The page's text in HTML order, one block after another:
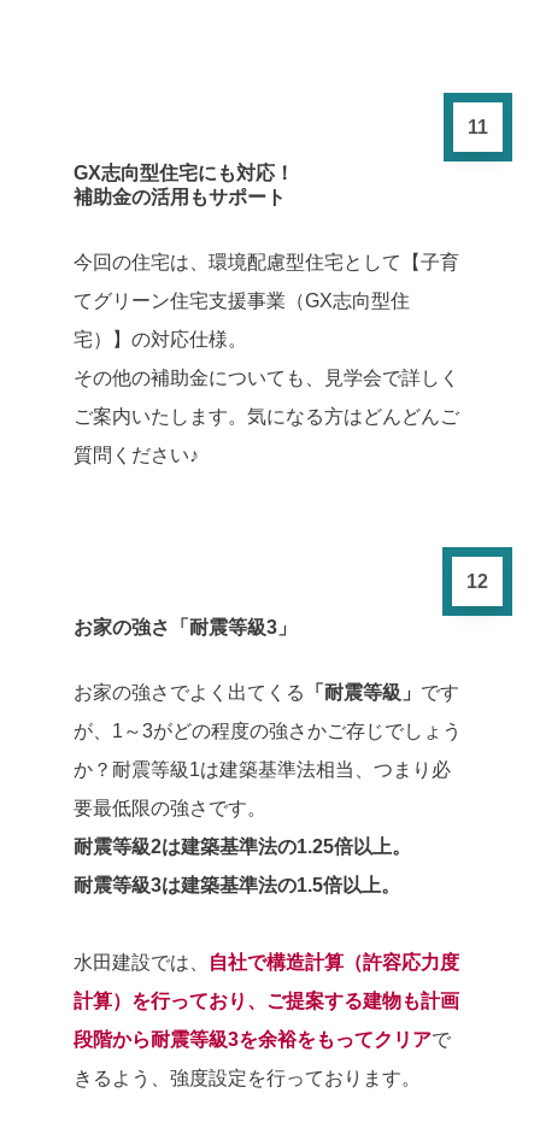
11
GX志向型住宅にも対応！
補助金の活用もサポート
今回の住宅は、環境配慮型住宅として【子育
てグリーン住宅支援事業（GX志向型住
宅）】の対応仕様。
その他の補助金についても、見学会で詳しく
ご案内いたします。気になる方はどんどんご
質問ください♪
12
お家の強さ「耐震等級3」
お家の強さでよく出てくる 「耐震等級」 です
が、1～3がどの程度の強さかご存じでしょう
か？耐震等級1は建築基準法相当、つまり必
要最低限の強さです。
耐震等級2は建築基準法の1.25倍以上。
耐震等級3は建築基準法の1.5倍以上。
水田建設では、
自社で構造計算（許容応力度
計算）を行っており、ご提案する建物も計画
段階から耐震等級3を余裕をもってクリアで
きるよう、強度設定を行っております。